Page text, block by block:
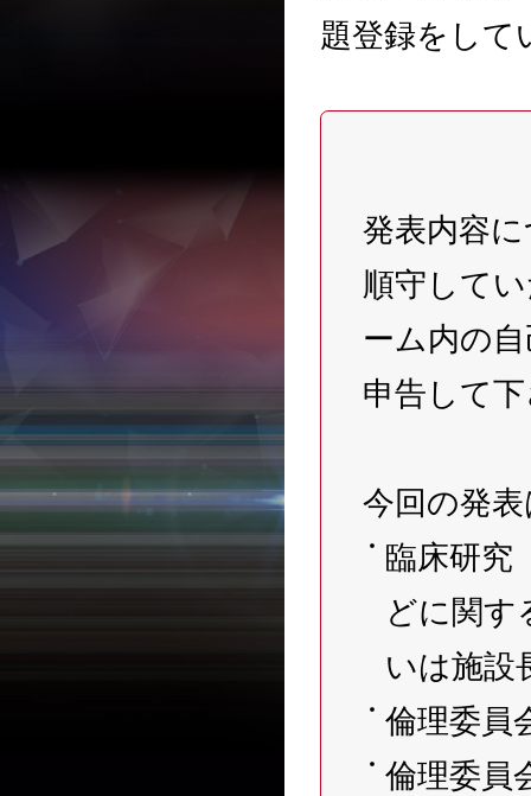
題登録をして
発表内容
順守して
ーム内の
申告して
今回の発
臨床研究
どに関す
いは施設
倫理委員
倫理委員